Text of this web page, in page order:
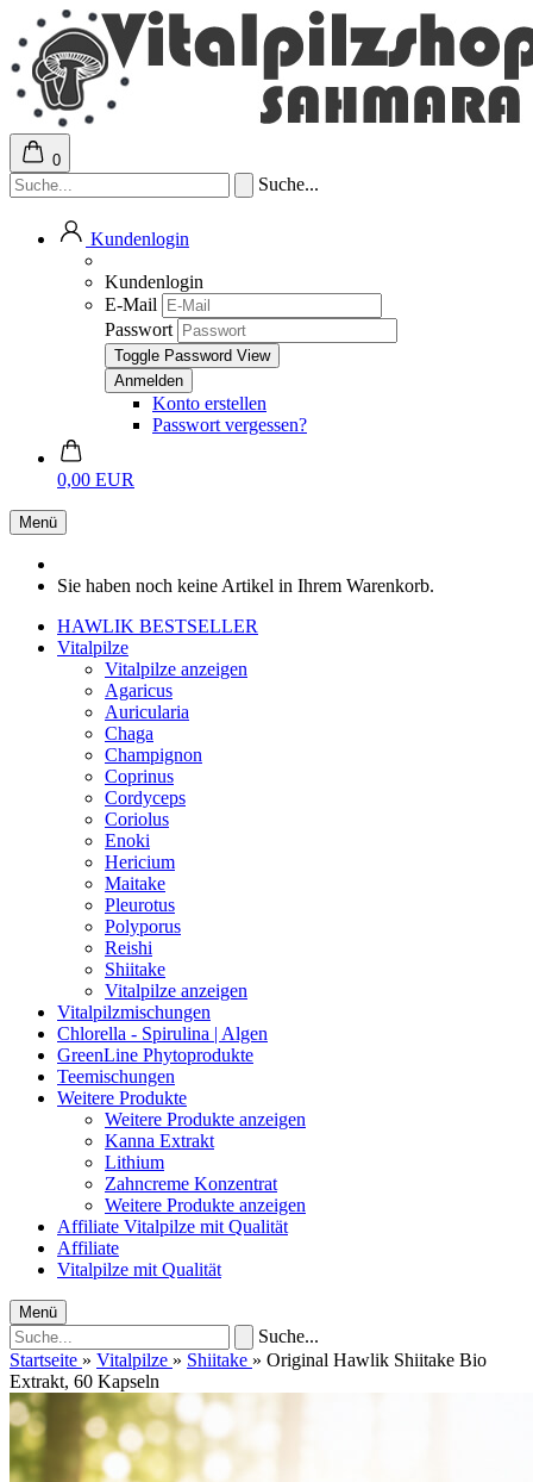
0
Suche...
Kundenlogin
Kundenlogin
E-Mail
Passwort
Toggle Password View
Konto erstellen
Passwort vergessen?
0,00 EUR
Menü
Sie haben noch keine Artikel in Ihrem Warenkorb.
HAWLIK BESTSELLER
Vitalpilze
Vitalpilze anzeigen
Agaricus
Auricularia
Chaga
Champignon
Coprinus
Cordyceps
Coriolus
Enoki
Hericium
Maitake
Pleurotus
Polyporus
Reishi
Shiitake
Vitalpilze anzeigen
Vitalpilzmischungen
Chlorella - Spirulina | Algen
GreenLine Phytoprodukte
Teemischungen
Weitere Produkte
Weitere Produkte anzeigen
Kanna Extrakt
Lithium
Zahncreme Konzentrat
Weitere Produkte anzeigen
Affiliate Vitalpilze mit Qualität
Affiliate
Vitalpilze mit Qualität
Menü
Suche...
Startseite » Vitalpilze » Shiitake » Original Hawlik Shiitake Bio
Extrakt, 60 Kapseln